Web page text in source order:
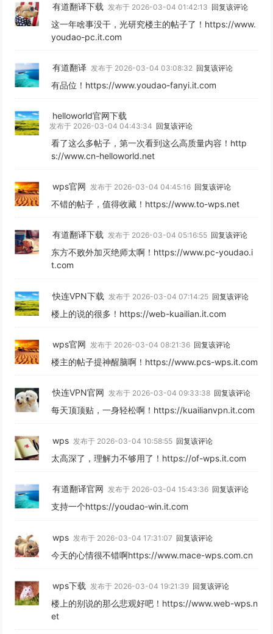
有道翻译下载 发布于 2026-03-04 01:42:13 回复该评论
这一年啥事没干，光研究楼主的帖子了！https://www.
youdao-pc.it.com
有道翻译 发布于 2026-03-04 03:08:32 回复该评论
有品位！https://www.youdao-fanyi.it.com
helloworld官网下载
发布于 2026-03-04 04:43:34 回复该评论
看了这么多帖子，第一次看到这么高质量内容！http
s://www.cn-helloworld.net
wps官网 发布于 2026-03-04 04:45:16 回复该评论
不错的帖子，值得收藏！https://www.to-wps.net
有道翻译下载 发布于 2026-03-04 05:16:55 回复该评论
东方不败外加灭绝师太啊！https://www.pc-youdao.i
t.com
快连VPN下载 发布于 2026-03-04 07:14:25 回复该评论
楼上的说的很多！https://web-kuailian.it.com
wps官网 发布于 2026-03-04 08:21:36 回复该评论
楼主的帖子提神醒脑啊！https://www.pcs-wps.it.com
快连VPN官网 发布于 2026-03-04 09:33:38 回复该评论
每天顶顶贴，一身轻松啊！https://kuailianvpn.it.com
wps 发布于 2026-03-04 10:58:55 回复该评论
太高深了，理解力不够用了！https://of-wps.it.com
有道翻译官网 发布于 2026-03-04 15:43:36 回复该评论
支持一个https://youdao-win.it.com
wps 发布于 2026-03-04 17:31:07 回复该评论
今天的心情很不错啊https://www.mace-wps.com.cn
wps下载 发布于 2026-03-04 19:21:39 回复该评论
楼上的别说的那么悲观好吧！https://www.web-wps.n
et